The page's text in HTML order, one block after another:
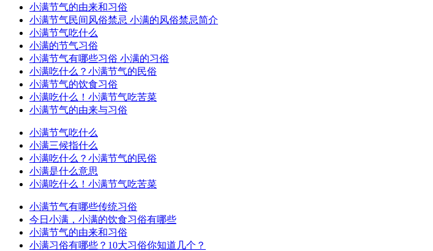
小满节气的由来和习俗
小满节气民间风俗禁忌 小满的风俗禁忌简介
小满节气吃什么
小满的节气习俗
小满节气有哪些习俗 小满的习俗
小满吃什么？小满节气的民俗
小满节气的饮食习俗
小满吃什么！小满节气吃苦菜
小满节气的由来与习俗
小满节气吃什么
小满三候指什么
小满吃什么？小满节气的民俗
小满是什么意思
小满吃什么！小满节气吃苦菜
小满节气有哪些传统习俗
今日小满，小满的饮食习俗有哪些
小满节气的由来和习俗
小满习俗有哪些？10大习俗你知道几个？